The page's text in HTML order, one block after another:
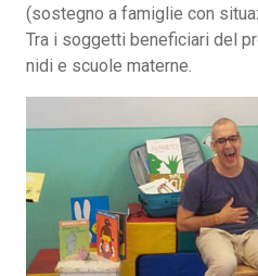
(sostegno a famiglie con
Tra i soggetti beneficiari del
nidi e scuole materne.